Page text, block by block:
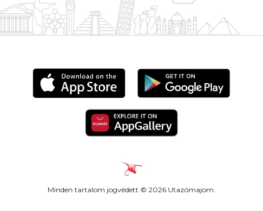
Minden tartalom jogvédett © 2026 Utazómajom.